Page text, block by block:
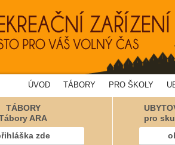
ÚVOD TÁBORY PRO ŠKOLY
TÁBORY
ARA
zde
pro